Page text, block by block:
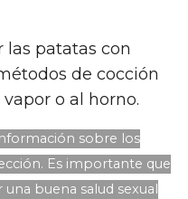
las patatas con
de cocción
o al horno.
sobre los
Es importante que
buena salud sexual